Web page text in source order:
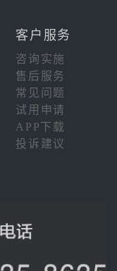
客户服务
咨询实施
售后服务
常见问题
试用申请
APP下载
投诉建议